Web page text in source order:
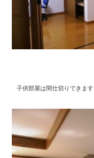
子供部屋は間仕切りできます